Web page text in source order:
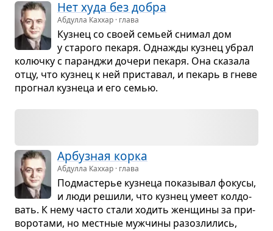
Нет худа без добра
Абдулла Каххар · глава
Куз­нец со своей семьей сни­мал дом
у ста­рого пекаря. Одна­жды куз­нец убрал
колючку с паран­джи дочери пекаря. Она ска­зала
отцу, что куз­нец к ней при­ста­вал, и пекарь в гневе
про­гнал куз­неца и его семью.
Арбуз­ная корка
Абдулла Каххар · глава
Под­ма­сте­рье куз­неца пока­зы­вал фокусы,
и люди решили, что куз­нец умеет кол­до­
вать. К нему часто стали ходить жен­щины за при­
во­ро­тами, но мест­ные муж­чины разо­зли­лись,